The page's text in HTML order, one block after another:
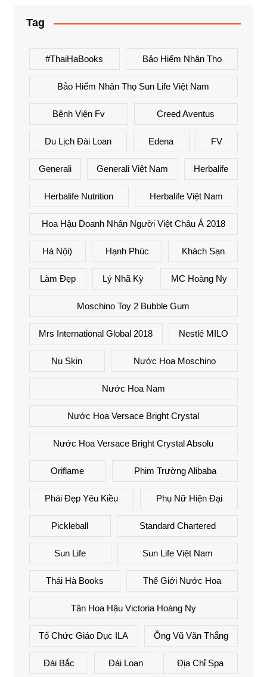
Tag
#ThaiHaBooks Bảo Hiểm Nhân Thọ
Bảo Hiểm Nhân Thọ Sun Life Việt Nam
Bệnh Viện Fv Creed Aventus
Du Lịch Đài Loan Edena FV
Generali Generali Việt Nam Herbalife
Herbalife Nutrition Herbalife Việt Nam
Hoa Hậu Doanh Nhân Người Việt Châu Á 2018
Hà Nội) Hạnh Phúc Khách Sạn
Làm Đẹp Lý Nhã Kỳ MC Hoàng Ny
Moschino Toy 2 Bubble Gum
Mrs International Global 2018 Nestlé MILO
Nu Skin Nước Hoa Moschino
Nước Hoa Nam
Nước Hoa Versace Bright Crystal
Nước Hoa Versace Bright Crystal Absolu
Oriflame Phim Trường Alibaba
Phái Đẹp Yêu Kiều Phụ Nữ Hiện Đại
Pickleball Standard Chartered
Sun Life Sun Life Việt Nam
Thái Hà Books Thế Giới Nước Hoa
Tân Hoa Hậu Victoria Hoàng Ny
Tổ Chức Giáo Dục ILA Ông Vũ Văn Thắng
Đài Bắc Đài Loan Địa Chỉ Spa